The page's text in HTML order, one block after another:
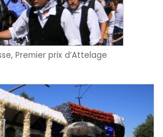
Premier prix d’Attelage